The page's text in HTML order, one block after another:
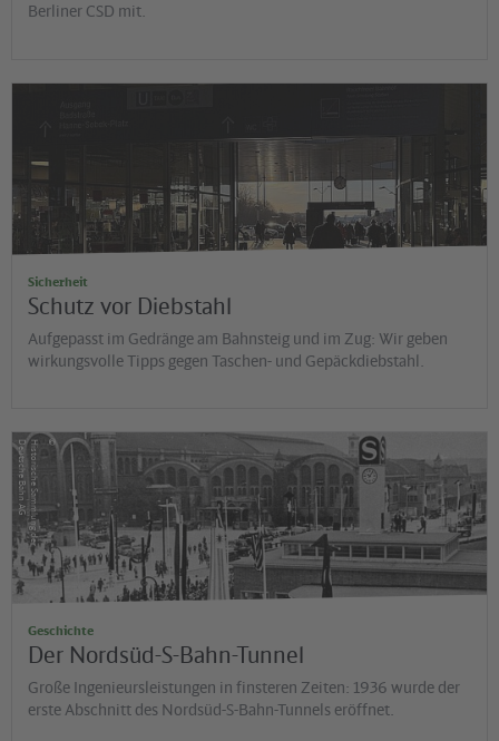
Berliner CSD mit.
Sicherheit
Schutz vor Diebstahl
Aufgepasst im Gedränge am Bahnsteig und im Zug: Wir geben
wirkungsvolle Tipps gegen Taschen- und Gepäckdiebstahl.
©
H
is
t
o
r
is
c
h
e
S
a
m
m
lu
n
g
d
e
r
D
e
u
t
s
c
h
e
B
a
h
n
A
G
Geschichte
Der Nordsüd-S-Bahn-Tunnel
Große Ingenieursleistungen in finsteren Zeiten: 1936 wurde der
erste Abschnitt des Nordsüd-S-Bahn-Tunnels eröffnet.